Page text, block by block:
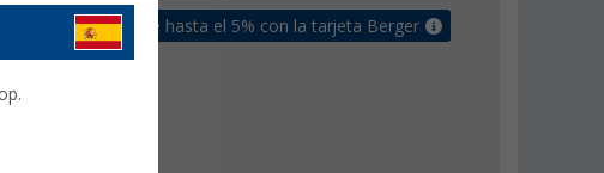
Recibe un bonus de hasta el 5% con la tarjeta Berger